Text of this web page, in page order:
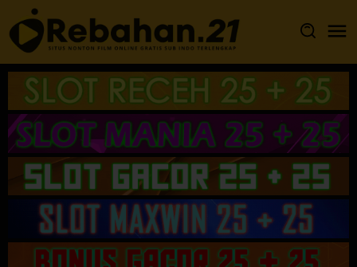
Loncat
ke
konten